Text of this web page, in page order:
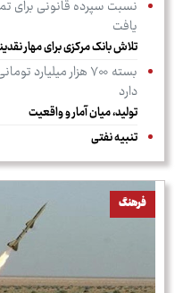
یافت
تلاش بانک مرکزی برای مهار
بسته ۷۰۰ هزار
دارد
تولید، میان آمار و واقعیت
تنبیه نفتی
فرهنگ